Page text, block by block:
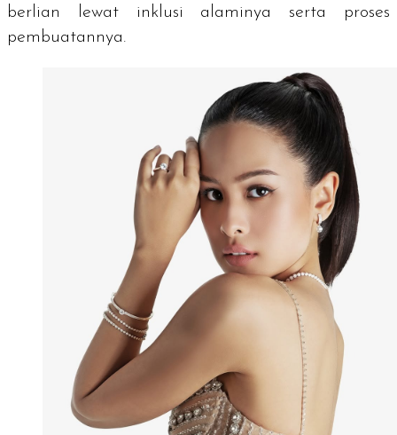
berlian lewat inklusi alaminya serta proses
pembuatannya.